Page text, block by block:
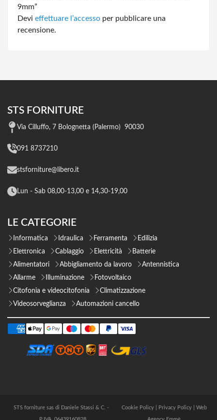
9mm”
Devi effettuare l’accesso per pubblicare una
recensione.
STS FORNITURE
Via Cilluffo, 7 Bolognetta (Palermo) 90030
091 8737210
stsforniture@libero.it
Lun - Sab 08,00-13,00 e 14,30-19,00
LE CATEGORIE
Informatica Idraulica Ferramenta
Edilizia
Elettronica
Cablaggio Elettricità
Batterie
Alimentatori
Abbigliamento da lavoro
Antennistica
Allarme
Illuminazione
Fotovoltaico
Citofonia e videocitofonia
Climatizzazione
Videosorveglianza
Automazioni cancello
STS forniture sas di Daniele Stassi & C. - Cookie Policy| Privacy Policy| Web